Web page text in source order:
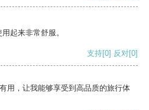
起来非常舒服。
支持[0] 反对[0]
用，让我能够享受到高品质的旅行体